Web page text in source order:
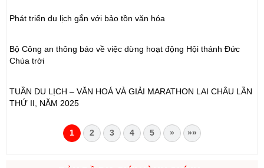
Phát triển du lịch gắn với bảo tồn văn hóa
Bộ Công an thông báo về việc dừng hoạt động Hội thánh Đức
Chúa trời
TUẦN DU LỊCH – VĂN HOÁ VÀ GIẢI MARATHON LAI CHÂU LẦN
THỨ II, NĂM 2025
1 2 3 4 5 » »»